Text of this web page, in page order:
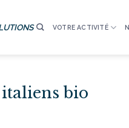
VOTRE ACTIVITÉ
bio